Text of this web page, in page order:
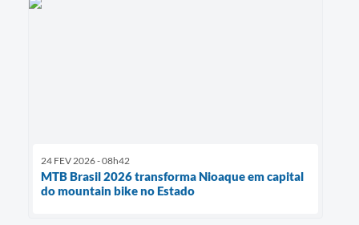
24 FEV 2026 - 08h42
MTB Brasil 2026 transforma Nioaque em capital
do mountain bike no Estado